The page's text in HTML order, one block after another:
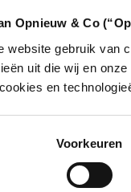
Opnieuw & Co
website gebruik van
uit die wij en
en
Voorkeuren
gebruiker
gebruikers op basis
tracking
en
door Google
de cookie
Google
te bieden in het